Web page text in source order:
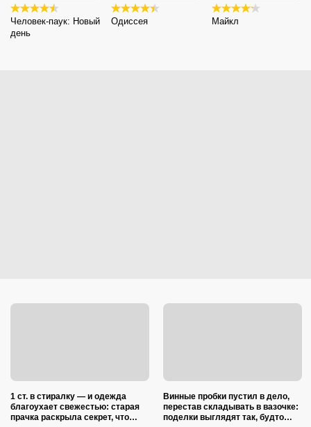
Человек-паук: Новый
день
Одиссея Майкл
1 ст. в стиралку — и одежда
благоухает свежестью: старая
прачка раскрыла секрет, что
Винные пробки пустил в дело,
перестав складывать в вазочке:
поделки выглядят так, будто